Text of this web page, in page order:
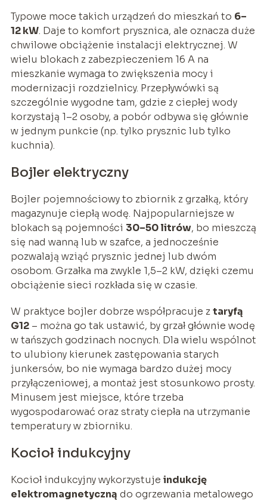
Typowe moce takich urządzeń do mieszkań to 6–
12 kW. Daje to komfort prysznica, ale oznacza duże
chwilowe obciążenie instalacji elektrycznej. W
wielu blokach z zabezpieczeniem 16 A na
mieszkanie wymaga to zwiększenia mocy i
modernizacji rozdzielnicy. Przepływówki są
szczególnie wygodne tam, gdzie z ciepłej wody
korzystają 1–2 osoby, a pobór odbywa się głównie
w jednym punkcie (np. tylko prysznic lub tylko
kuchnia).
Bojler elektryczny
Bojler pojemnościowy to zbiornik z grzałką, który
magazynuje ciepłą wodę. Najpopularniejsze w
blokach są pojemności 30–50 litrów, bo mieszczą
się nad wanną lub w szafce, a jednocześnie
pozwalają wziąć prysznic jednej lub dwóm
osobom. Grzałka ma zwykle 1,5–2 kW, dzięki czemu
obciążenie sieci rozkłada się w czasie.
W praktyce bojler dobrze współpracuje ztaryfą
G12– można go tak ustawić, by grzał głównie wodę
w tańszych godzinach nocnych. Dla wielu wspólnot
to ulubiony kierunek zastępowania starych
junkersów, bo nie wymaga bardzo dużej mocy
przyłączeniowej, a montaż jest stosunkowo prosty.
Minusem jest miejsce, które trzeba
wygospodarować oraz straty ciepła na utrzymanie
temperatury w zbiorniku.
Kocioł indukcyjny
Kocioł indukcyjny wykorzystuje indukcję
elektromagnetyczną do ogrzewania metalowego